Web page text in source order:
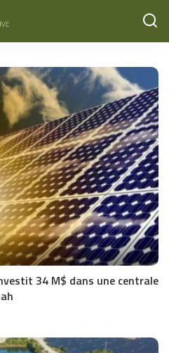
34 M$ dans une centrale